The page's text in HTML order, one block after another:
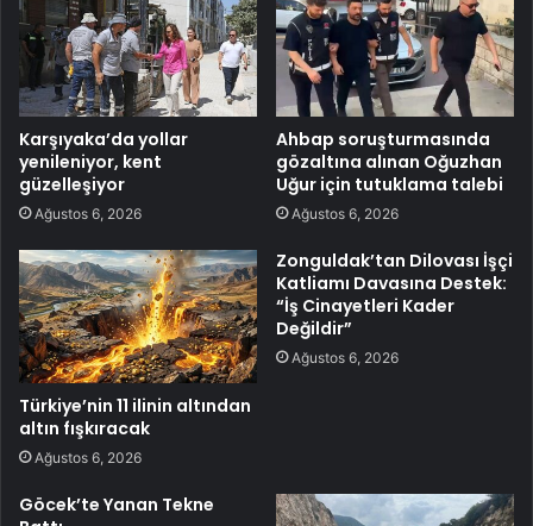
Karşıyaka’da yollar
yenileniyor, kent
güzelleşiyor
Ağustos 6, 2026
Ahbap soruşturmasında
gözaltına alınan Oğuzhan
Uğur için tutuklama talebi
Ağustos 6, 2026
Türkiye’nin 11 ilinin altından
altın fışkıracak
Ağustos 6, 2026
Zonguldak’tan Dilovası İşçi
Katliamı Davasına Destek:
“İş Cinayetleri Kader
Değildir”
Ağustos 6, 2026
Göcek’te Yanan Tekne